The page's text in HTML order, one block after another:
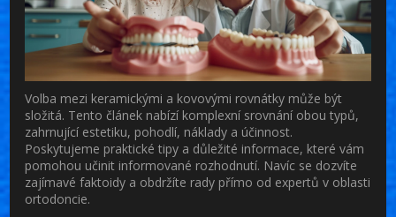
Volba mezi keramickými a kovovými rovnátky může být
složitá. Tento článek nabízí komplexní srovnání obou typů,
zahrnující estetiku, pohodlí, náklady a účinnost.
Poskytujeme praktické tipy a důležité informace, které vám
pomohou učinit informované rozhodnutí. Navíc se dozvíte
zajímavé faktoidy a obdržíte rady přímo od expertů v oblasti
ortodoncie.